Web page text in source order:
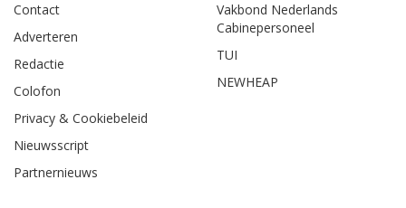
Contact
Adverteren
Redactie
Colofon
Privacy & Cookiebeleid
Nieuwsscript
Partnernieuws
Vakbond Nederlands
Cabinepersoneel
TUI
NEWHEAP